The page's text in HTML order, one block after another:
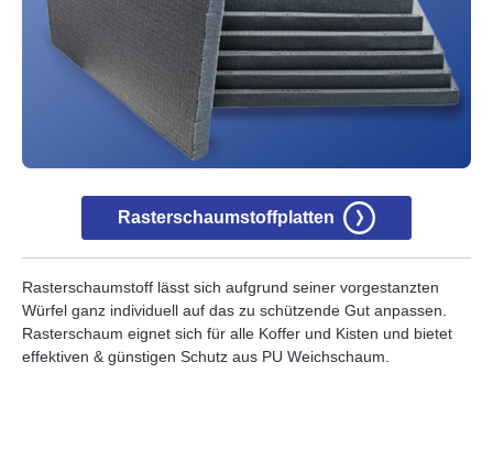
Rasterschaumstoffplatten
Rasterschaumstoff lässt sich aufgrund seiner vorgestanzten
Würfel ganz individuell auf das zu schützende Gut anpassen.
Rasterschaum eignet sich für alle Koffer und Kisten und bietet
effektiven & günstigen Schutz aus PU Weichschaum.